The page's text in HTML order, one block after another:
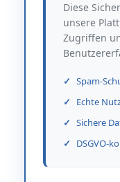
Diese
unsere
Zugriffen
Spam-
Echte
Sichere
DSGVO-